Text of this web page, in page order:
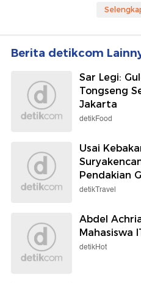
Berita detikcom
Sar Legi:
Tongseng
Jakarta
detikFood
Usai
Pendakian
detikTravel
Abdel
Mahasiswa
detikHot